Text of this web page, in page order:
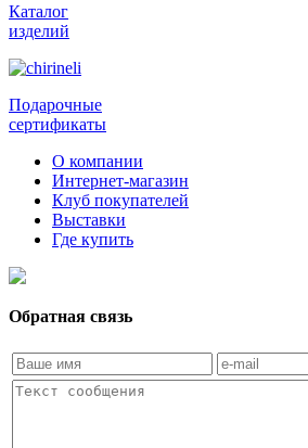
Каталог
изделий
Подарочные
сертификаты
О компании
Интернет-магазин
Клуб покупателей
Выставки
Где купить
Обратная связь